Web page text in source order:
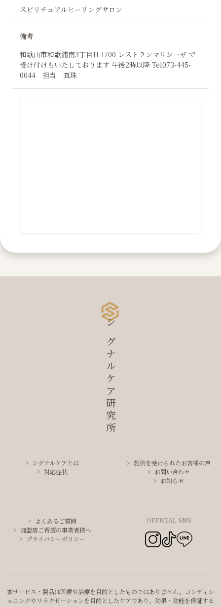
スピリチュアルヒーリングサロン
備考
和歌山市和歌浦南3丁目11-1700 レストランマリシーザ で
受け付けもいたしております 午後2時以降 Tel073-445-
0044 担当 真珠
シグナルケア研究所
シグナルケアとは
対応症状
施術を受けられたお客様の声
お問い合わせ
お知らせ
よくあるご質問
加盟店ご希望の事業者様へ
プライバシーポリシー
OFFICIAL SNS
本サービス・製品は医療や治療を目的としたものではありません。コンディシ
ョニングやリラクゼーションを目的としたケアであり、効果・効能を保証する